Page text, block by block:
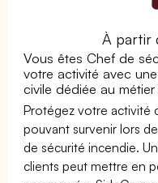
À partir
Vous êtes Chef de
votre activité avec
civile dédiée au
Protégez votre activité
pouvant survenir lors
de sécurité incendie.
clients peut mettre en